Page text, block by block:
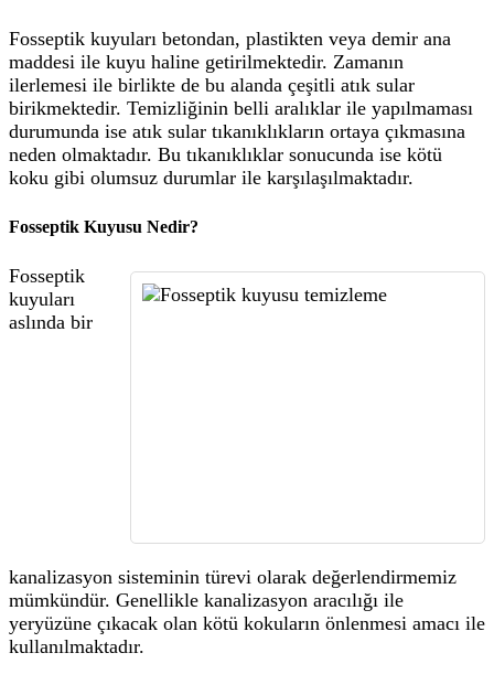
Fosseptik kuyuları betondan, plastikten veya demir ana
maddesi ile kuyu haline getirilmektedir. Zamanın
ilerlemesi ile birlikte de bu alanda çeşitli atık sular
birikmektedir. Temizliğinin belli aralıklar ile yapılmaması
durumunda ise atık sular tıkanıklıkların ortaya çıkmasına
neden olmaktadır. Bu tıkanıklıklar sonucunda ise kötü
koku gibi olumsuz durumlar ile karşılaşılmaktadır.
Fosseptik Kuyusu Nedir?
Fosseptik
kuyuları
aslında bir
kanalizasyon sisteminin türevi olarak değerlendirmemiz
mümkündür. Genellikle kanalizasyon aracılığı ile
yeryüzüne çıkacak olan kötü kokuların önlenmesi amacı ile
kullanılmaktadır.